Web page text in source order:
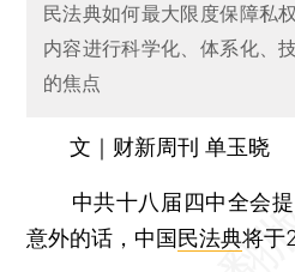
民法典如何最大限度保障私
内容进行科学化、体系化、
的焦点
文｜财新周刊 单玉晓
中共十八届四中全会提
意外的话，中国 民法典将于